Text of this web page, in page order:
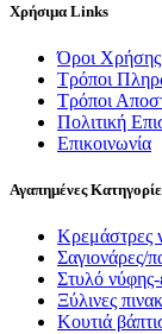
Χρήσιμα Links
Όροι Χρήσης
Τρόποι
Τρόποι
Πολιτική
Επικοινωνία
Αγαπημένες
Κρεμάστρες
Σαγιονάρες/
Στυλό
Ξύλινες
Κουτιά